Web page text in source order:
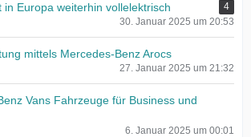
in Europa weiterhin vollelektrisch
4
30. Januar 2025 um 20:53
mittels Mercedes-Benz Arocs
27. Januar 2025 um 21:32
Vans Fahrzeuge für Business und
6. Januar 2025 um 00:01